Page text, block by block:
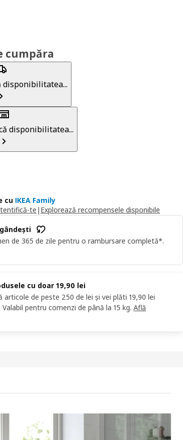
cumpăra
disponibilitatea...
disponibilitatea...
cu IKEA Family
te | Explorează recompensele disponibile
de 365 de zile pentru o rambursare completă*.
cu doar 19,90 lei
articole de peste 250 de lei și vei plăti 19,90 lei
pentru comenzi de până la 15 kg. Află